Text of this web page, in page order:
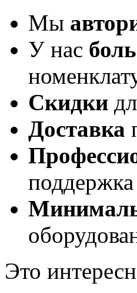
Мы
У нас
Скидки
Доставка
поддержка
Это